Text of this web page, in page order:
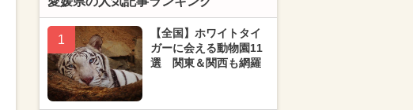
1
【全国】ホワイトタイ
ガーに会える動物園11
選 関東＆関西も網羅